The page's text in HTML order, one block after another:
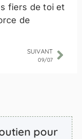
fiers de toi et
de
SUIVANT
09/07
pour